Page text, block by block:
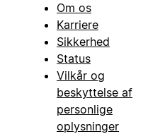
Om os
Karriere
Sikkerhed
Status
Vilkår og
beskyttelse af
personlige
oplysninger